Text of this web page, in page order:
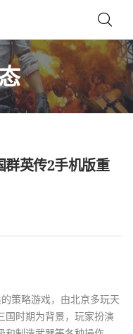
英传2手机版重
策略游戏，由北京多玩天
国时期为背景，玩家扮演